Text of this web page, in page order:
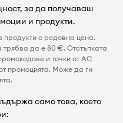
за да получаваш
и продукти.
продукти с редовна цена.
да е 80 €. Отстъпката
и точки от AC
промоцията. Може да ги
.
само това, което